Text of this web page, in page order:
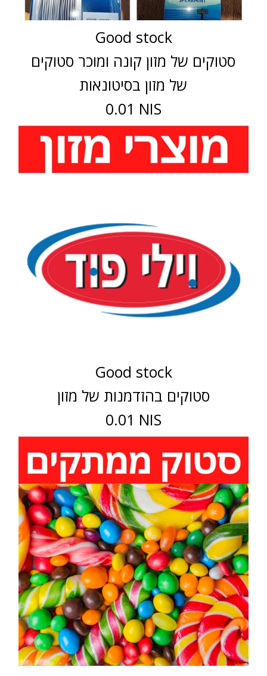
Good stock
סטוקים של מזון קונה ומוכר סטוקים
של מזון בסיטונאות
0.01 NIS
Good stock
סטוקים בהזדמנות של מזון
0.01 NIS